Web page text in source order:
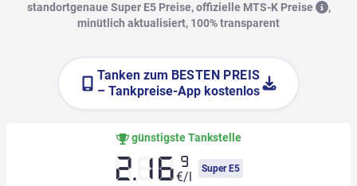
standortgenaue Super E5 Preise, offizielle MTS-K Preise
,
minütlich aktualisiert, 100% transparent
Tanken zum BESTEN PREIS
– Tankpreise-App kostenlos
günstigste Tankstelle
2.16 9
€/l
Super E5